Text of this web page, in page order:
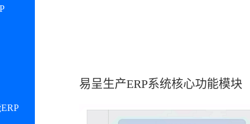
易呈生产ERP系统核心功能模块